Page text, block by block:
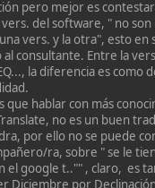
pero mejor es
vers. del software, " no
vers. y la otra", esto en
consultante. Entre la
la diferencia es como
que hablar con más
no es un buen
por ello no se puede
ra, sobre " se le
el google t.."" , claro, es
Diciembre por